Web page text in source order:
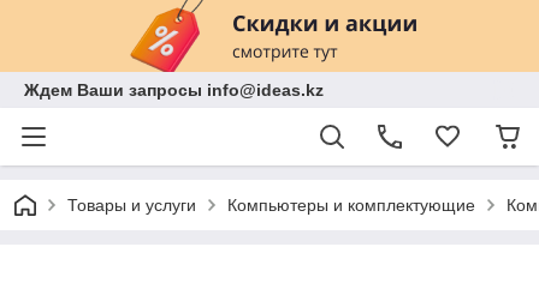
Ждем Ваши запросы info@ideas.kz
Товары и услуги Компьютеры и комплектующие